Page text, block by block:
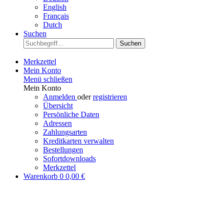
English
Français
Dutch
Suchen
Suchen
Merkzettel
Mein Konto
Menü schließen
Mein Konto
Anmelden oderregistrieren
Übersicht
Persönliche Daten
Adressen
Zahlungsarten
Kreditkarten verwalten
Bestellungen
Sofortdownloads
Merkzettel
Warenkorb 0 0,00 €